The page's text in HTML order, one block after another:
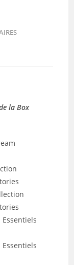
la Box
Essentiels
Essentiels